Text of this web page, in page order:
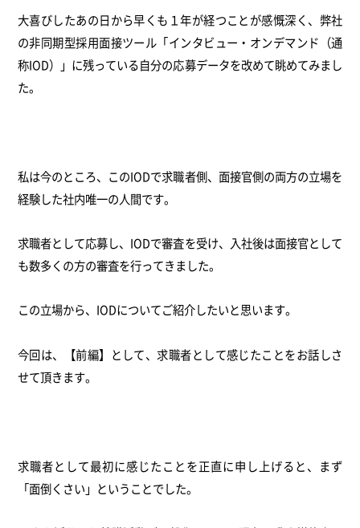
大喜びしたあの日から早くも１年が経つことが感慨深く、弊社
の非同期型採用面接ツール「インタビュー・オンデマンド（通
称IOD）」に残っている自分の応募データを改めて眺めてみまし
た。
私は今のところ、このIODで求職者側、面接官側の両方の立場を
経験した社内唯一の人間です。
求職者として応募し、IODで審査を受け、入社後は面接官として
も数多くの方の審査を行ってきました。
この立場から、IODについてご紹介したいと思います。
今回は、【前編】として、求職者として感じたことをお話しさ
せて頂きます。
求職者として最初に感じたことを正直に申し上げると、まず
「面倒くさい」ということでした。